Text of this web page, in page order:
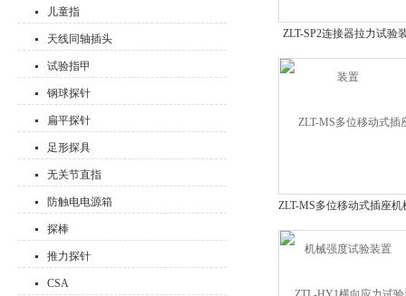
儿童指
天线同轴插头
试验指甲
钢球探针
扁平探针
足形探具
无关节直指
防触电电源箱
探棒
推力探针
CSA
ZLT-SP2连接器拉力试验
置
ZLT-MS多位移动式插座机
强度试验装置